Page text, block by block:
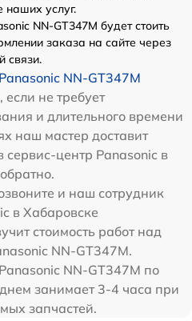
наших услуг.
NN-GT347M будет стоить
заказа на сайте через
связи.
NN-GT347M
не требует
и длительного времени
наш мастер доставит
сервис-центр Panasonic в
и наш сотрудник
в Хабаровске
стоимость работ над
NN-GT347M.
NN-GT347M по
занимает 3-4 часа при
запчастей.